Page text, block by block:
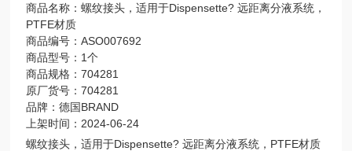
商品名称：螺纹接头，适用于Dispensette? 远距离分液系统，
PTFE材质
商品编号：ASO007692
商品型号：1个
商品规格：704281
原厂货号：704281
品牌：德国BRAND
上架时间：2024-06-24
螺纹接头，适用于Dispensette? 远距离分液系统，PTFE材质